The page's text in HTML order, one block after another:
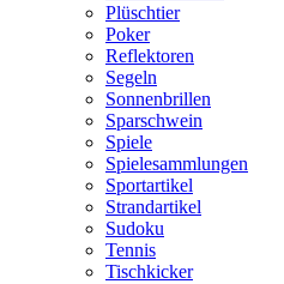
Plüschtier
Poker
Reflektoren
Segeln
Sonnenbrillen
Sparschwein
Spiele
Spielesammlungen
Sportartikel
Strandartikel
Sudoku
Tennis
Tischkicker